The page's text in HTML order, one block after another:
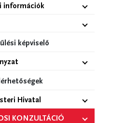
információk
képviselő
Hivatal
KONZULTÁCIÓ